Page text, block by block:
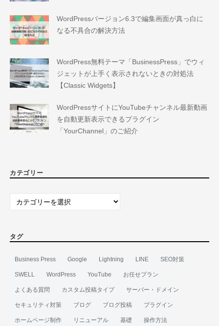
WordPressバージョン6.3で編集画面が真っ白に
なる不具合の解決方法
WordPress無料テーマ「BusinessPress」でウィ
ジェットが上手く表示されないときの対処法
【Classic Widgets】
WordPressサイトにYouTubeチャンネル最新動画
を自動更新表示できるプラグイン
「YourChannel」のご紹介
カテゴリー
カ
ー
タグ
Business Press Google Lightning LINE SEO対策
SWELL WordPress YouTube お任せプラン
よくある質問 カスタム投稿タイプ サーバー・ドメイン
セキュリティ対策 ブログ ブログ投稿 プラグイン
ホームページ制作 リニューアル 基礎 操作方法